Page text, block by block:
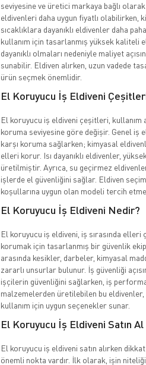
seviyesine ve üretici markaya bağlı
eldivenleri daha uygun fiyatlı olabilirken,
sıcaklıklara dayanıklı eldivenler daha
kullanım için tasarlanmış yüksek kaliteli
dayanıklı olmaları nedeniyle maliyet
sunabilir. Eldiven alırken, uzun vadede
ürün seçmek önemlidir.
El Koruyucu İş Eldiveni
El koruyucu iş eldiveni çeşitleri, kullanım
koruma seviyesine göre değişir. Genel iş
karşı koruma sağlarken; kimyasal
elleri korur. Isı dayanıklı eldivenler,
üretilmiştir. Ayrıca, su geçirmez
işlerde el güvenliğini sağlar. Eldiven
koşullarına uygun olan modeli tercih
El Koruyucu İş Eldiveni Nedir?
El koruyucu iş eldiveni, iş sırasında
korumak için tasarlanmış bir güvenlik
arasında kesikler, darbeler, kimyasal
zararlı unsurlar bulunur. İş güvenliği
işçilerin güvenliğini sağlarken, iş
malzemelerden üretilebilen bu
kullanım için uygun seçenekler sunar.
El Koruyucu İş Eldiveni Satın Al
El koruyucu iş eldiveni satın alırken
önemli nokta vardır. İlk olarak, işin